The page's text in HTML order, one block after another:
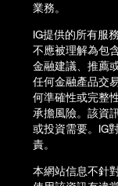
業務。
IG提供的所有服
不應被理解為包
金融建議、推薦
任何金融產品交
何準確性或完整
承擔風險。該資
或投資需要。IG
責。
本網站信息不針